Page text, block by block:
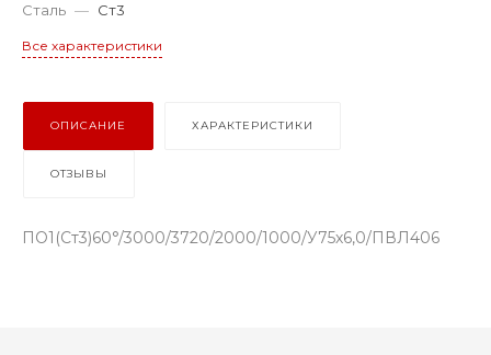
Сталь — Ст3
Все характеристики
ОПИСАНИЕ ХАРАКТЕРИСТИКИ
ОТЗЫВЫ
ПО1(Ст3)60°/3000/3720/2000/1000/У75х6,0/ПВЛ406